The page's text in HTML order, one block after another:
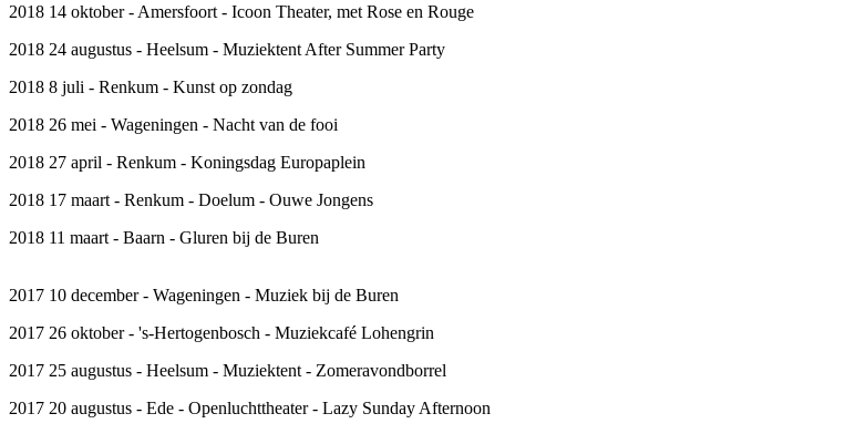
2018 14 oktober - Amersfoort - Icoon Theater, met Rose en Rouge
2018 24 augustus - Heelsum - Muziektent After Summer Party
2018 8 juli - Renkum - Kunst op zondag
2018 26 mei - Wageningen - Nacht van de fooi
2018 27 april - Renkum - Koningsdag Europaplein
2018 17 maart - Renkum - Doelum - Ouwe Jongens
2018 11 maart - Baarn - Gluren bij de Buren
2017 10 december - Wageningen - Muziek bij de Buren
2017 26 oktober - 's-Hertogenbosch - Muziekcafé Lohengrin
2017 25 augustus - Heelsum - Muziektent - Zomeravondborrel
2017 20 augustus - Ede - Openluchttheater - Lazy Sunday Afternoon